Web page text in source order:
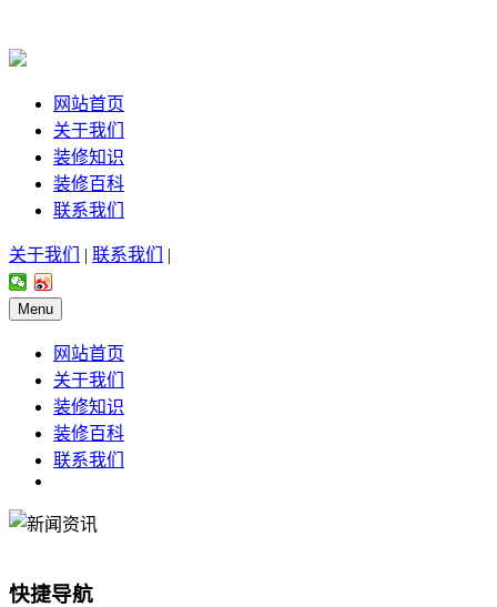
网站首页
关于我们
装修知识
装修百科
联系我们
关于我们 | 联系我们 |
Menu
网站首页
关于我们
装修知识
装修百科
联系我们
快捷导航